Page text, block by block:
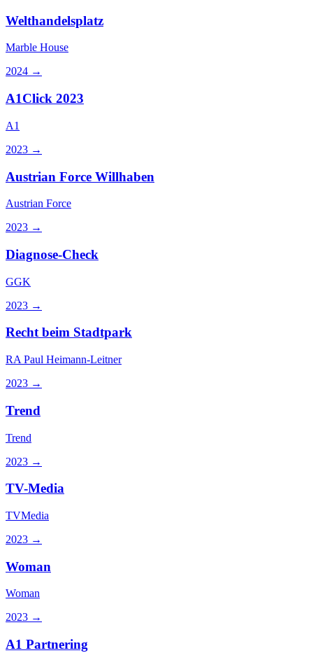
Welthandelsplatz
Marble House
2024 →
A1Click 2023
A1
2023 →
Austrian Force Willhaben
Austrian Force
2023 →
Diagnose-Check
GGK
2023 →
Recht beim Stadtpark
RA Paul Heimann-Leitner
2023 →
Trend
Trend
2023 →
TV-Media
TVMedia
2023 →
Woman
Woman
2023 →
A1 Partnering